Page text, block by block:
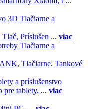
3D Tlačiarne a
Tlač, Príslušen ... viac
Tlačiarne a
Tlačiarne, Tankové
a príslušenstvo
pre tablety, ... viac